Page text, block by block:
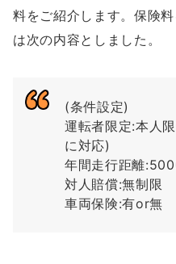
料をご紹介します。保険
は次の内容としました。
(条件設定)
運転者限定:本人
に対応)
年間走行距離
対人賠償:無制
車両保険:有or無